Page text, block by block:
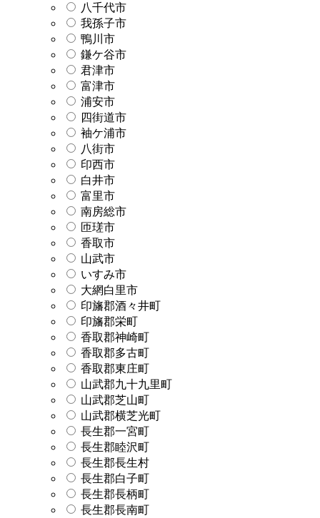
八千代市
我孫子市
鴨川市
鎌ケ谷市
君津市
富津市
浦安市
四街道市
袖ケ浦市
八街市
印西市
白井市
富里市
南房総市
匝瑳市
香取市
山武市
いすみ市
大網白里市
印旛郡酒々井町
印旛郡栄町
香取郡神崎町
香取郡多古町
香取郡東庄町
山武郡九十九里町
山武郡芝山町
山武郡横芝光町
長生郡一宮町
長生郡睦沢町
長生郡長生村
長生郡白子町
長生郡長柄町
長生郡長南町